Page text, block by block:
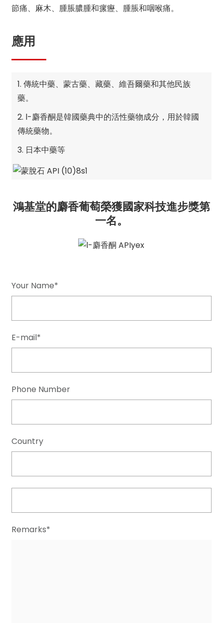
節痛、麻木、腫脹膿腫和瘰癧、腫脹和咽喉痛。
應用
1. 傳統中藥、蒙古藥、藏藥、維吾爾藥和其他民族
藥。
2. l-麝香酮是韓國藥典中的活性藥物成分，用於韓國
傳統藥物。
3. 日本中藥等
鴻基堂的麝香葡萄榮獲國家科技進步獎第
一名。
Your Name*
E-mail*
Phone Number
Country
Remarks*